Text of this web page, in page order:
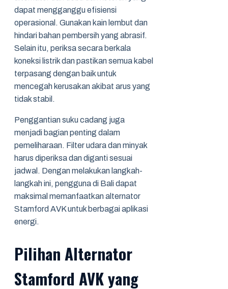
dapat mengganggu efisiensi
operasional. Gunakan kain lembut dan
hindari bahan pembersih yang abrasif.
Selain itu, periksa secara berkala
koneksi listrik dan pastikan semua kabel
terpasang dengan baik untuk
mencegah kerusakan akibat arus yang
tidak stabil.
Penggantian suku cadang juga
menjadi bagian penting dalam
pemeliharaan. Filter udara dan minyak
harus diperiksa dan diganti sesuai
jadwal. Dengan melakukan langkah-
langkah ini, pengguna di Bali dapat
maksimal memanfaatkan alternator
Stamford AVK untuk berbagai aplikasi
energi.
Pilihan Alternator
Stamford AVK yang